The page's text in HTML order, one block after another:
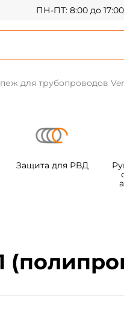
ПН-ПТ: 8:00 до
для трубопроводов
Защита для РВД